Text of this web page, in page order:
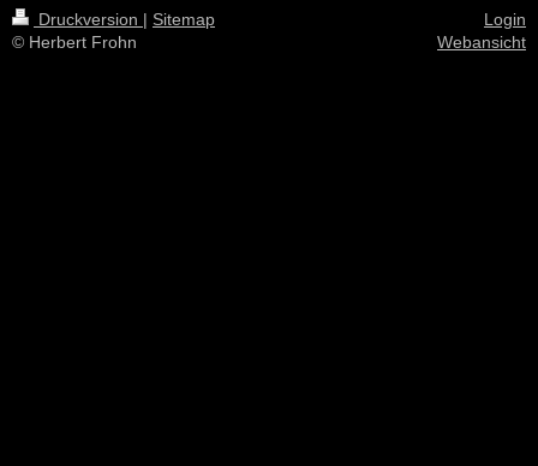
Druckversion | Sitemap
© Herbert Frohn
Login
Webansicht